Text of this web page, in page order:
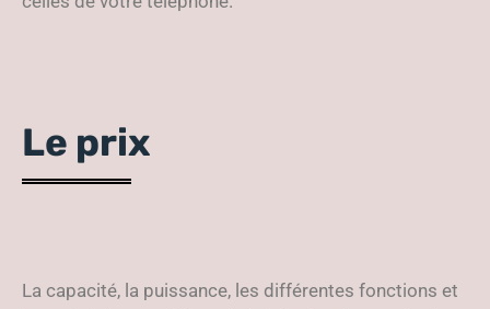
Le prix
La capacité, la puissance, les différentes fonctions et